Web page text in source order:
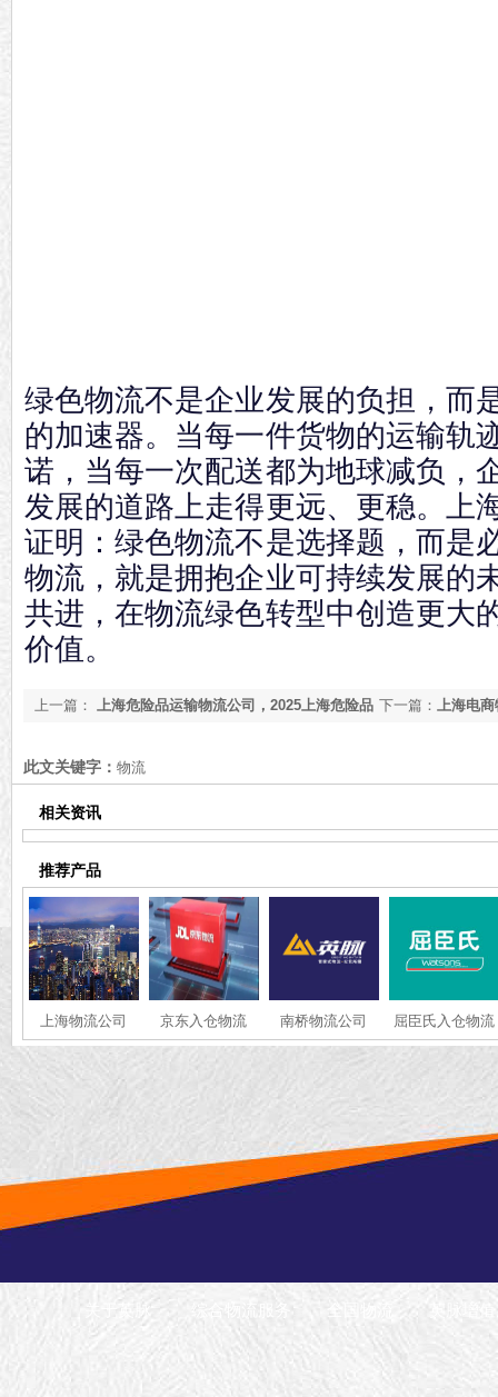
绿色物流不是企业发展的负担，而
的加速器。当每一件货物的运输轨
诺，当每一次配送都为地球减负，
发展的道路上走得更远、更稳。上
证明：绿色物流不是选择题，而是
物流，就是拥抱企业可持续发展的
共进，在物流绿色转型中创造更大
价值。
下一篇： 上海电
上一篇： 上海危险品运输物流公司，2025上海危险品
此文关键字： 物流
相关资讯
推荐产品
上海物流公司 京东入仓物流 南桥物流公司 屈臣氏入仓物流
综合物流服务 全国物流